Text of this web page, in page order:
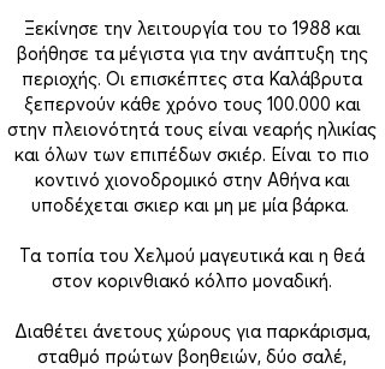
Ξεκίνησε την λειτουργία του το 1988 και
βοήθησε τα μέγιστα για την ανάπτυξη της
περιοχής. Οι επισκέπτες στα Καλάβρυτα
ξεπερνούν κάθε χρόνο τους 100.000 και
στην πλειονότητά τους είναι νεαρής ηλικίας
και όλων των επιπέδων σκιέρ. Είναι το πιο
κοντινό χιονοδρομικό στην Αθήνα και
υποδέχεται σκιερ και μη με μία βάρκα.
Τα τοπία του Χελμού μαγευτικά και η θεά
στον κορινθιακό κόλπο μοναδική.
Διαθέτει άνετους χώρους για παρκάρισμα,
σταθμό πρώτων βοηθειών, δύο σαλέ,